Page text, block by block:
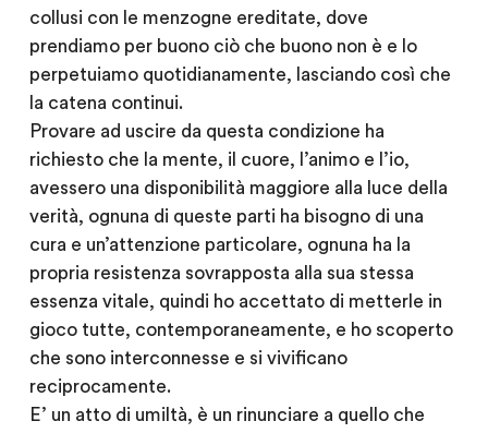
collusi con le menzogne ereditate, dove
prendiamo per buono ciò che buono non è e lo
perpetuiamo quotidianamente, lasciando così che
la catena continui.
Provare ad uscire da questa condizione ha
richiesto che la mente, il cuore, l’animo e l’io,
avessero una disponibilità maggiore alla luce della
verità, ognuna di queste parti ha bisogno di una
cura e un’attenzione particolare, ognuna ha la
propria resistenza sovrapposta alla sua stessa
essenza vitale, quindi ho accettato di metterle in
gioco tutte, contemporaneamente, e ho scoperto
che sono interconnesse e si vivificano
reciprocamente.
E’ un atto di umiltà, è un rinunciare a quello che